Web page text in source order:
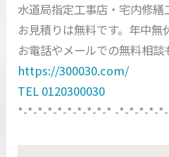
水道局指定工事店・宅内修繕
お見積りは無料です。年中無
お電話やメールでの無料相談
https://300030.com/
TEL 0120300030
*-*-*-*-*-*-*-*-*-* -*-*-*-*-